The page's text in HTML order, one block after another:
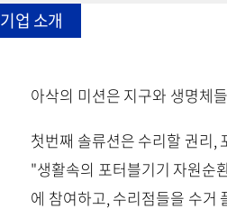
기업 소개
아삭의 미션은 지구와 생명체
첫번째 솔류션은 수리할 권리,
"생활속의 포터블기기 자원순
에 참여하고, 수리점들을 수거